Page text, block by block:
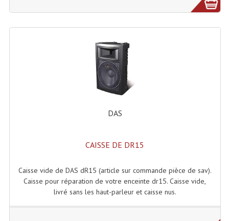
DAS
CAISSE DE DR15
Caisse vide de DAS dR15 (article sur commande pièce de sav).
Caisse pour réparation de votre enceinte dr15. Caisse vide,
livré sans les haut-parleur et caisse nus.